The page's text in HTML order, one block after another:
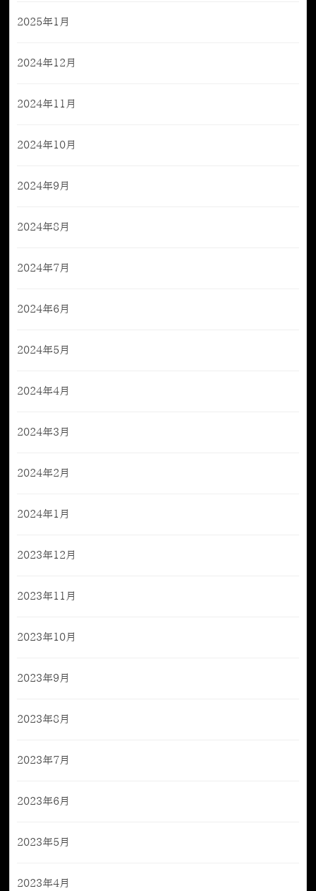
2025年1月
2024年12月
2024年11月
2024年10月
2024年9月
2024年8月
2024年7月
2024年6月
2024年5月
2024年4月
2024年3月
2024年2月
2024年1月
2023年12月
2023年11月
2023年10月
2023年9月
2023年8月
2023年7月
2023年6月
2023年5月
2023年4月